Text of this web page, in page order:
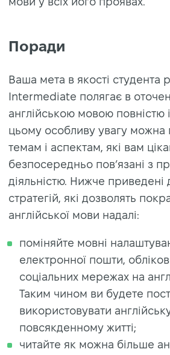
Поради
Ваша мета в якості студента
Intermediate полягає в
англійською мовою повністю
цьому особливу увагу можна
темам і аспектам, які вам
безпосередньо пов’язані з
діяльністю. Нижче приведені
стратегій, які дозволять
англійської мови надалі:
поміняйте мовні
електронної пошти,
соціальних мережах на
Таким чином ви будете
використовувати
повсякденному житті;
читайте як можна більше